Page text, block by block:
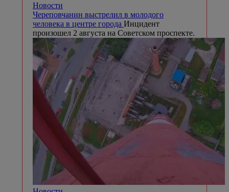
Новости
Череповчанин выстрелил в молодого
человека в центре города Инцидент
произошел 2 августа на Советском проспекте.